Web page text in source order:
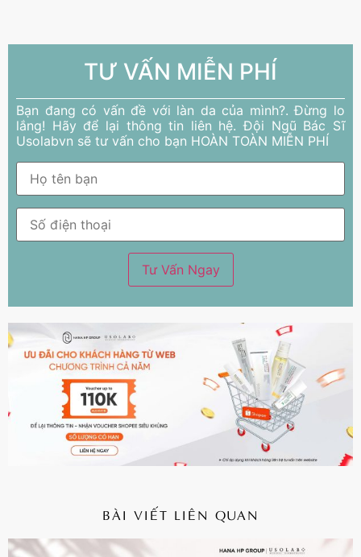
TƯ VẤN MIỄN PHÍ
Bạn đang có vấn đề với làn da của mình?. Đừng lo
lắng! Hãy để lại thông tin liên hệ. Đội Ngũ Bác Sĩ
Usolabvn sẽ tư vấn cho bạn HOÀN TOÀN MIỄN PHÍ
BÀI VIẾT LIÊN QUAN